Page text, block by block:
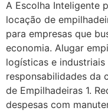
A Escolha Inteligente
locação de
para empresas que
economia. Alugar
logísticas e
responsabilidades da
de Empilhadeiras 1.
despesas com